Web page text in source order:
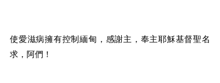
使愛滋病擁有控制緬甸，感謝主，奉主耶穌基督聖名
求，阿們！